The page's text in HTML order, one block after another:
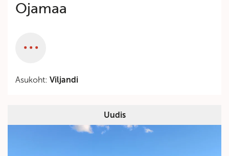
Ojamaa
Asukoht: Viljandi
Uudis